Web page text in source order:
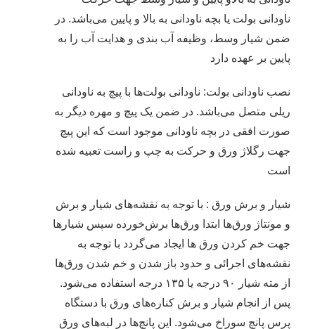
ناودانی بولت یا بچه ناودانی به بالا و پایین می‌باشد. در
ضمن شیار وسط، وظیفه آب بندی و هدایت آب را به
پایین بر عهده دارد
نصب ناودانی بولت: ناودانی بولت‌ها با پیچ به ناودانی
ریلی متصل می‌باشد. در ضمن یک پیچ و مهره دیگر به
صورت افقی در بچه ناودانی موجود است که این پیچ
جهت رگلاژ ورق و حرکت به چپ و راست تعبیه شده
است
شیار و برش ورق : با توجه به نقشه‌های شیار و برش
و مونتاژ ورق‌ها ابتدا ورق‌ها برش‌خورده سپس شیارها
جهت خم کردن ورق ها ایجاد می‌گردد با توجه به
نقشه‌های اجرائی و حدود باز شدن و خم شدن ورق‌ها
از مته شیار ۹۰ درجه یا ۱۳۵ درجه استفاده می‌شود.
پس از انجام شیار و برش کناره‌های ورق با دستگاه
پرس پانچ سوراخ می‌شود. این پانچ‌ها در لبه‌های ورق